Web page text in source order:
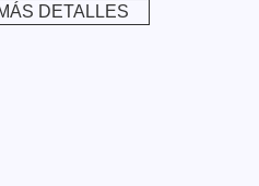
DETALLES